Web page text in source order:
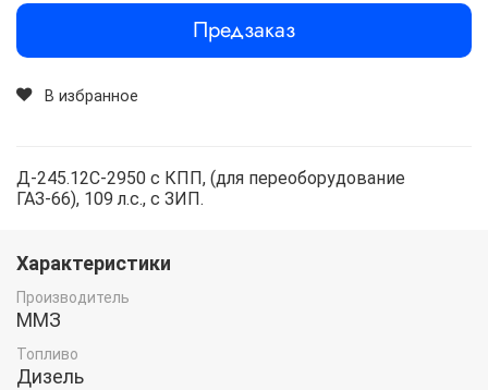
Предзаказ
В избранное
Д-245.12С-2950 с КПП, (для переоборудование
ГАЗ-66), 109 л.с., с ЗИП.
Характеристики
Производитель
ММЗ
Топливо
Дизель